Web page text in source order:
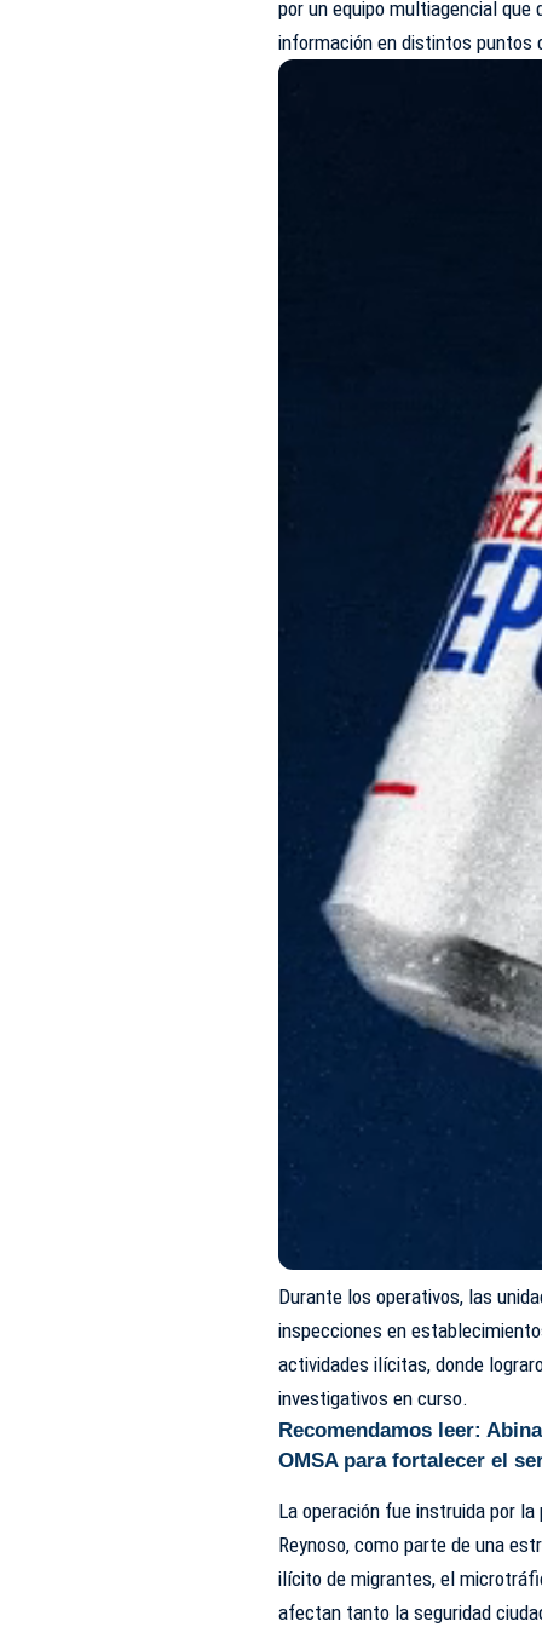
por un equipo multiagencial
información en distintos
Durante los operativos, las
inspecciones en
actividades ilícitas, donde
investigativos en curso.
Recomendamos leer:
OMSA para fortalecer el
La operación fue instruida por la
Reynoso, como parte de una
ilícito de migrantes, el
afectan tanto la seguridad